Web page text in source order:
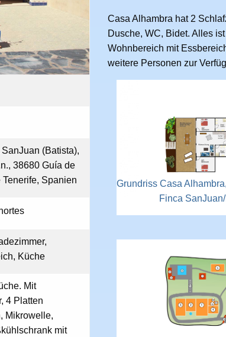
(Batista),
38680 Guía de
Tenerife, Spanien
Küche
Mit
4 Platten
Mikrowelle,
mit
Casa Alhambra hat 2
Dusche, WC, Bidet. Alles
Wohnbereich mit
weitere Personen zur
Grundriss Casa
Finca